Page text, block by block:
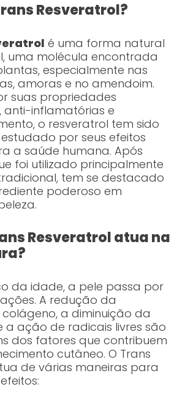
Resveratrol?
é uma forma natural
uma molécula encontrada
especialmente nas
amoras e no amendoim.
suas propriedades
anti-inflamatórias e
o resveratrol tem sido
por seus efeitos
a saúde humana. Após
foi utilizado principalmente
tem se destacado
poderoso em
Resveratrol atua na
da idade, a pele passa por
A redução da
a diminuição da
a ação de radicais livres são
dos fatores que contribuem
cutâneo. O Trans
de várias maneiras para